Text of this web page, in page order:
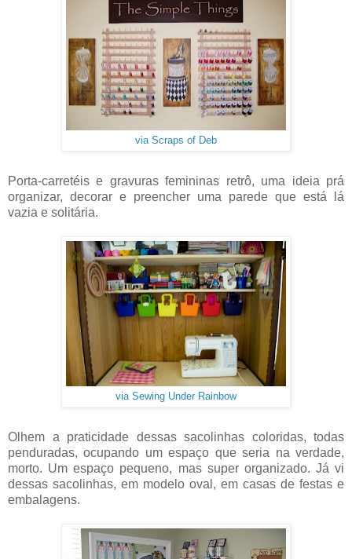
via Scraps of Deb
Porta-carretéis e gravuras femininas retrô, uma ideia prá
organizar, decorar e preencher uma parede que está lá
vazia e solitária.
via Sewing Under Rainbow
Olhem a praticidade dessas sacolinhas coloridas, todas
penduradas, ocupando um espaço que seria na verdade,
morto. Um espaço pequeno, mas super organizado. Já vi
dessas sacolinhas, em modelo oval, em casas de festas e
embalagens.